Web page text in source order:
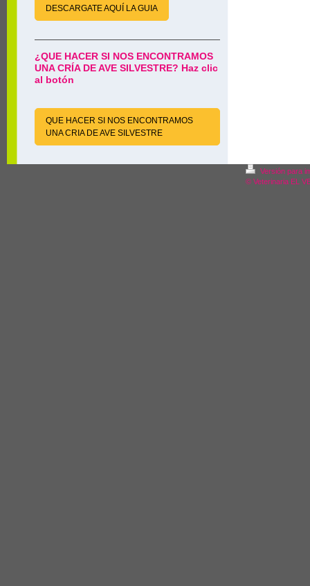
DESCARGATE AQUÍ LA GUIA
¿QUE HACER SI NOS ENCONTRAMOS
UNA CRÍA DE AVE SILVESTRE? Haz clic
al botón
QUE HACER SI NOS ENCONTRAMOS
UNA CRIA DE AVE SILVESTRE
Versión para
© Veterinaria EL